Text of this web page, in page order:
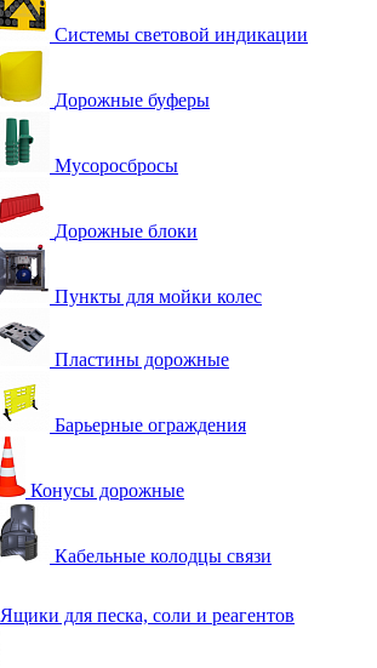
Системы световой индикации
Дорожные буферы
Мусоросбросы
Дорожные блоки
Пункты для мойки колес
Пластины дорожные
Барьерные ограждения
Конусы дорожные
Кабельные колодцы связи
Ящики для песка, соли и реагентов